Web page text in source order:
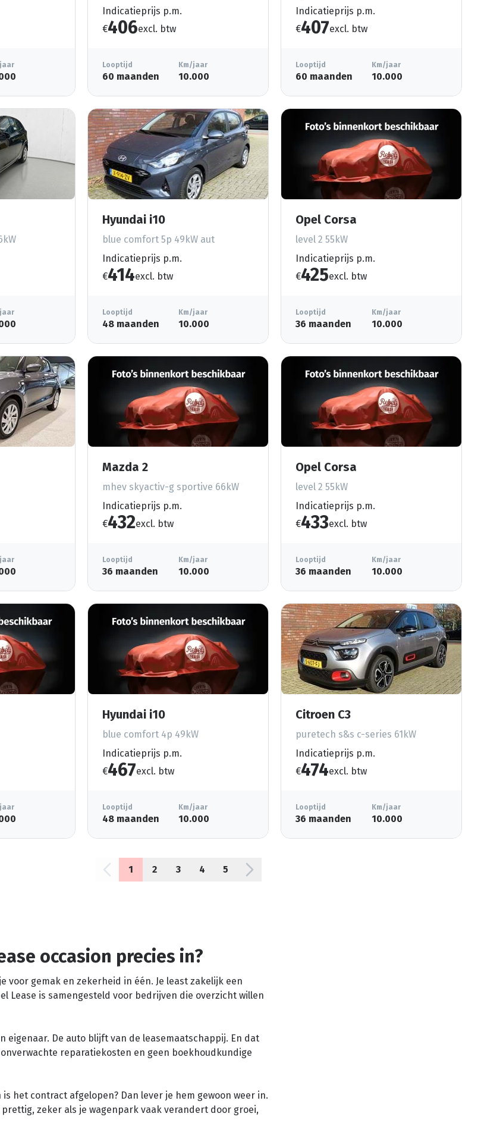
Indicatieprijs p.m.
€406excl. btw
Looptijd
60 maanden
Km/jaar
10.000
Indicatieprijs p.m.
€407excl. btw
Looptijd
60 maanden
Km/jaar
10.000
Hyundai i10
blue comfort 5p 49kW aut
Indicatieprijs p.m.
€414excl. btw
Looptijd
48 maanden
Km/jaar
10.000
Opel Corsa
level 2 55kW
Indicatieprijs p.m.
€425excl. btw
Looptijd
36 maanden
Km/jaar
10.000
Mazda 2
mhev skyactiv-g sportive 66kW
Indicatieprijs p.m.
€432excl. btw
Looptijd
36 maanden
Km/jaar
10.000
Opel Corsa
level 2 55kW
Indicatieprijs p.m.
€433excl. btw
Looptijd
36 maanden
Km/jaar
10.000
Hyundai i10
blue comfort 4p 49kW
Indicatieprijs p.m.
€467excl. btw
Looptijd
48 maanden
Km/jaar
10.000
Citroen C3
puretech s&s c-series 61kW
Indicatieprijs p.m.
€474excl. btw
Looptijd
36 maanden
Km/jaar
10.000
1 2 3 4 5
occasion precies in?
voor gemak en zekerheid in één. Je least zakelijk een
Lease is samengesteld voor bedrijven die overzicht willen
De auto blijft van de leasemaatschappij. En dat
reparatiekosten en geen boekhoudkundige
het contract afgelopen? Dan lever je hem gewoon weer in.
zeker als je wagenpark vaak verandert door groei,